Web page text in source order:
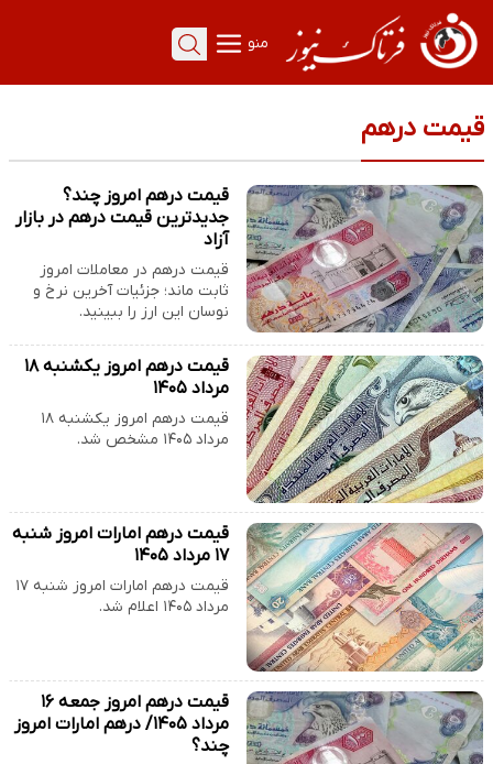
منو
قیمت درهم
قیمت درهم امروز چند؟
جدیدترین قیمت درهم در بازار
آزاد
قیمت درهم در معاملات امروز
ثابت ماند؛ جزئیات آخرین نرخ و
نوسان این ارز را ببینید.
قیمت درهم امروز یکشنبه ۱۸
مرداد ۱۴۰۵
قیمت درهم امروز یکشنبه ۱۸
مرداد ۱۴۰۵ مشخص شد.
قیمت درهم امارات امروز شنبه
۱۷ مرداد ۱۴۰۵
قیمت درهم امارات امروز شنبه ۱۷
مرداد ۱۴۰۵ اعلام شد.
قیمت درهم امروز جمعه ۱۶
مرداد ۱۴۰۵/ درهم امارات امروز
چند؟